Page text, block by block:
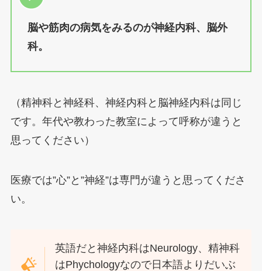
脳や筋肉の病気をみるのが神経内科、脳外
科。
（精神科と神経科、神経内科と脳神経内科は同じ
です。年代や教わった教室によって呼称が違うと
思ってください）
医療では”心”と”神経”は専門が違うと思ってくださ
い。
英語だと神経内科はNeurology、精神科
はPhychologyなので日本語よりだいぶ